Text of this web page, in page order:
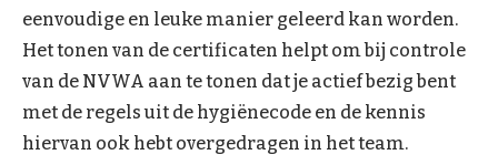
eenvoudige en leuke manier geleerd kan worden.
Het tonen van de certificaten helpt om bij controle
van de NVWA aan te tonen dat je actief bezig bent
met de regels uit de hygiënecode en de kennis
hiervan ook hebt overgedragen in het team.